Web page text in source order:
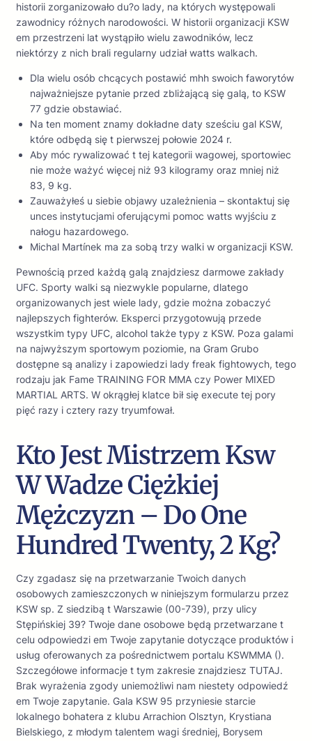
historii zorganizowało du?o lady, na których występowali
zawodnicy różnych narodowości. W historii organizacji KSW
em przestrzeni lat wystąpiło wielu zawodników, lecz
niektórzy z nich brali regularny udział watts walkach.
Dla wielu osób chcących postawić mhh swoich faworytów
najważniejsze pytanie przed zbliżającą się galą, to KSW
77 gdzie obstawiać.
Na ten moment znamy dokładne daty sześciu gal KSW,
które odbędą się t pierwszej połowie 2024 r.
Aby móc rywalizować t tej kategorii wagowej, sportowiec
nie może ważyć więcej niż 93 kilogramy oraz mniej niż
83, 9 kg.
Zauważyłeś u siebie objawy uzależnienia – skontaktuj się
unces instytucjami oferującymi pomoc watts wyjściu z
nałogu hazardowego.
Michal Martínek ma za sobą trzy walki w organizacji KSW.
Pewnością przed każdą galą znajdziesz darmowe zakłady
UFC. Sporty walki są niezwykle popularne, dlatego
organizowanych jest wiele lady, gdzie można zobaczyć
najlepszych fighterów. Eksperci przygotowują przede
wszystkim typy UFC, alcohol także typy z KSW. Poza galami
na najwyższym sportowym poziomie, na Gram Grubo
dostępne są analizy i zapowiedzi lady freak fightowych, tego
rodzaju jak Fame TRAINING FOR MMA czy Power MIXED
MARTIAL ARTS. W okrągłej klatce bił się execute tej pory
pięć razy i cztery razy tryumfował.
Kto Jest Mistrzem Ksw
W Wadze Ciężkiej
Mężczyzn – Do One
Hundred Twenty, 2 Kg?
Czy zgadasz się na przetwarzanie Twoich danych
osobowych zamieszczonych w niniejszym formularzu przez
KSW sp. Z siedzibą t Warszawie (00-739), przy ulicy
Stępińskiej 39? Twoje dane osobowe będą przetwarzane t
celu odpowiedzi em Twoje zapytanie dotyczące produktów i
usług oferowanych za pośrednictwem portalu KSWMMA ().
Szczegółowe informacje t tym zakresie znajdziesz TUTAJ.
Brak wyrażenia zgody uniemożliwi nam niestety odpowiedź
em Twoje zapytanie. Gala KSW 95 przyniesie starcie
lokalnego bohatera z klubu Arrachion Olsztyn, Krystiana
Bielskiego, z młodym talentem wagi średniej, Borysem